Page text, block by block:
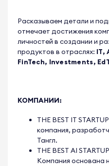
Расказываем детали и
отмечает достижения
личностей в создании и
продуктов в отраслях: IT,
FinTech, Investments,
КОМПАНИИ:
THE BEST IT STARTUP
компания,
Тангл.
THE BEST AI STARTUP
Компания основана